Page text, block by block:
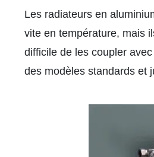
Les radiateurs en
vite en température, mais
difficile de les coupler
des modèles standards et